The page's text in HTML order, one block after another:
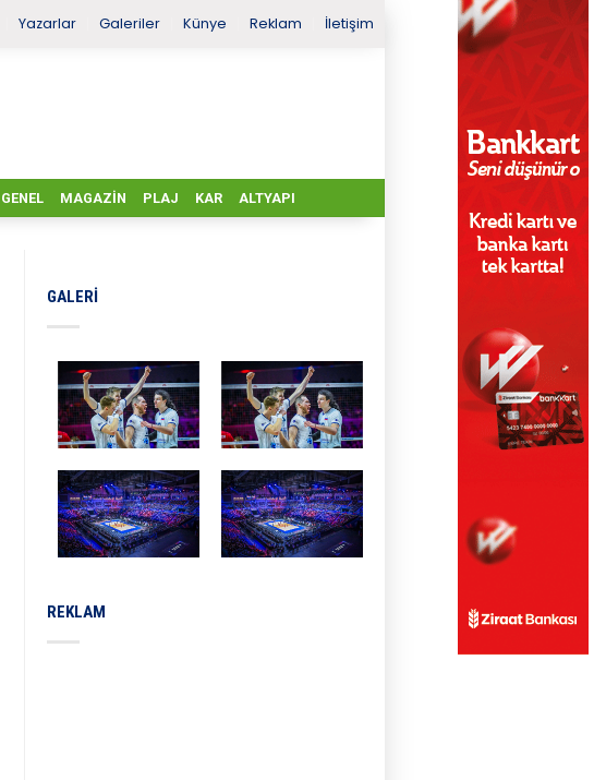
Yazarlar Galeriler Künye Reklam İletişim
GENEL MAGAZIN PLAJ KAR ALTYAPI
GALERI
REKLAM